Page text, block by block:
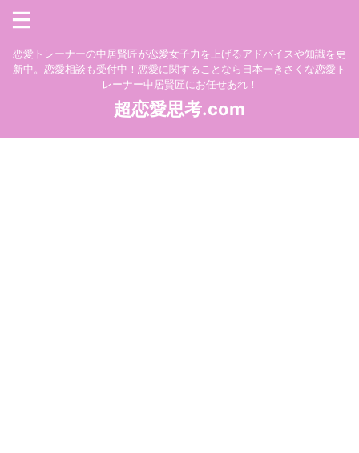
恋愛トレーナーの中居賢匠が恋愛女子力を上げるアドバイスや知識を更
新中。恋愛相談も受付中！恋愛に関することなら日本一きさくな恋愛ト
レーナー中居賢匠にお任せあれ！
超恋愛思考.com